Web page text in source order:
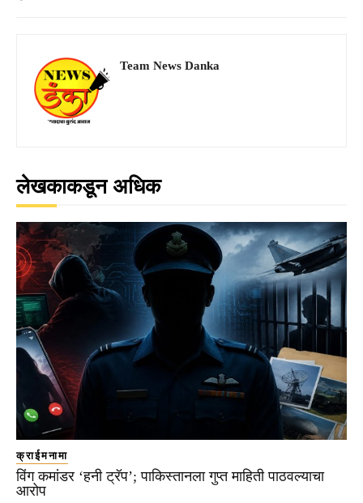
Team News Danka
लेखकाकडून अधिक
क्राईमनामा
विंग कमांडर ‘हनी ट्रॅप’; पाकिस्तानला गुप्त माहिती पाठवल्याचा
आरोप